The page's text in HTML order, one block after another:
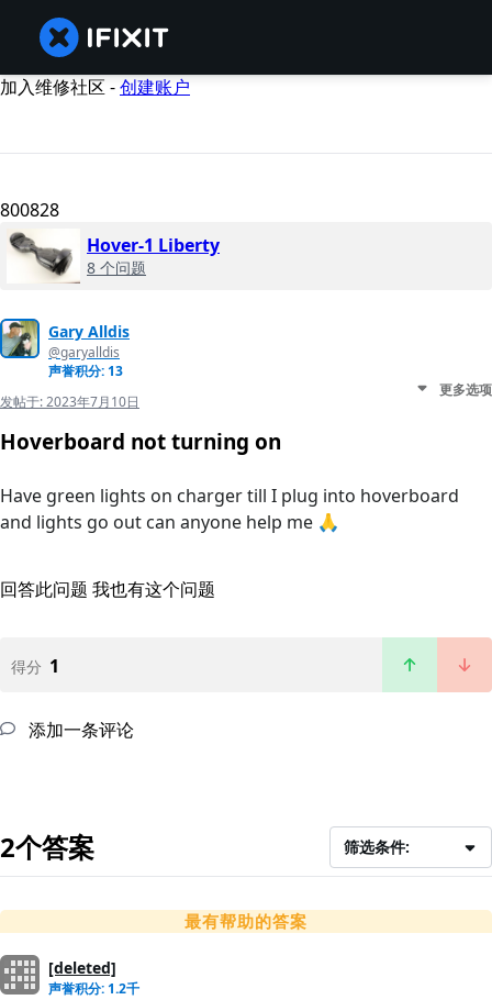
加入维修社区 -创建账户
800828
Hover-1 Liberty
8 个问题
Gary Alldis
@garyalldis
声誉积分: 13
发帖于:2023年7月10日
更多选项
Hoverboard not turning on
Have green lights on charger till I plug into hoverboard
and lights go out can anyone help me 🙏
回答此问题 我也有这个问题
得分 1
添加一条评论
2个答案 筛选条件:
最有帮助的答案
[deleted]
声誉积分: 1.2千